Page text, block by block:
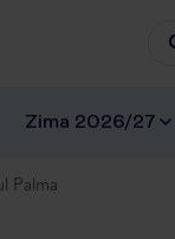
Zima 2026/27
Palma